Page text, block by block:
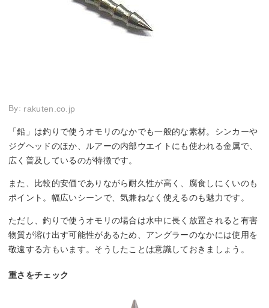
By: rakuten.co.jp
「鉛」は釣りで使うオモリのなかでも一般的な素材。シンカーや
ジグヘッドのほか、ルアーの内部ウエイトにも使われる金属で、
広く普及しているのが特徴です。
また、比較的安価でありながら耐久性が高く、腐食しにくいのも
ポイント。幅広いシーンで、気兼ねなく使えるのも魅力です。
ただし、釣りで使うオモリの場合は水中に長く放置されると有害
物質が溶け出す可能性があるため、アングラーのなかには使用を
敬遠する方もいます。そうしたことは意識しておきましょう。
重さをチェック